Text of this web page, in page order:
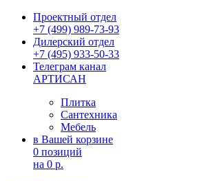
Проектный отдел
+7 (499) 989-73-93
Дилерский отдел
+7 (495) 933-50-33
Телеграм канал
АРТИСАН
Плитка
Сантехника
Мебель
в Вашей корзине
0 позиций
на 0 р.